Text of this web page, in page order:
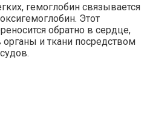
гемоглобин связывается
Этот
обратно в сердце,
органы и ткани посредством